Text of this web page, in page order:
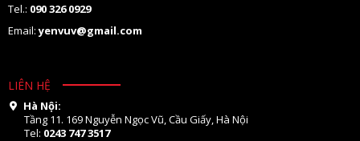
Tel.: 090 326 0929
Email:yenvuv@gmail.com
LIÊN HỆ
Hà Nội:
Tầng 11. 169 Nguyễn Ngọc Vũ, Cầu Giấy, Hà Nội
Tel: 0243 747 3517